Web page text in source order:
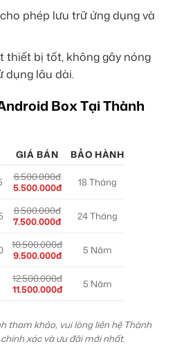
phép lưu trữ ứng dụng và
thiết bị tốt, không gây nóng
dụng lâu dài.
Box Tại Thành
GIÁ BÁN BẢO HÀNH
6.500.000đ
5.500.000đ
18 Tháng
8.500.000đ
7.500.000đ
24 Tháng
10.500.000đ
9.500.000đ
5 Năm
12.500.000đ
11.500.000đ
5 Năm
tham khảo, vui lòng liên hệ Thành
xác và ưu đãi mới nhất.